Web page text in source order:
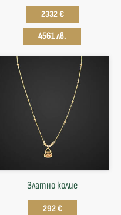
2332 €
4561 лв.
Златнo колие
292 €